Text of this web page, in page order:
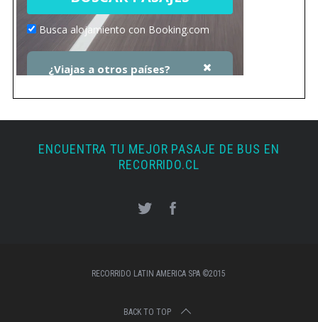
ENCUENTRA TU MEJOR PASAJE DE BUS EN
RECORRIDO.CL
RECORRIDO LATIN AMERICA SPA ©2015
BACK TO TOP